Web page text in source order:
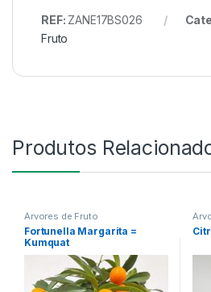
REF: ZANE17BS026
Fruto
Produtos
Árvores de Fruto
Fortunella Margarita =
Kumquat